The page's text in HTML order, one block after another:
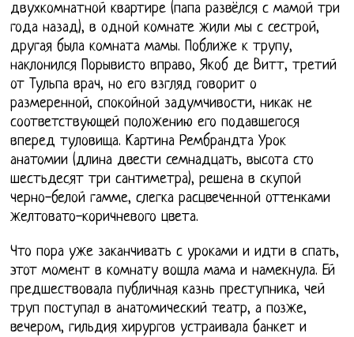
двухкомнатной квартире (папа развёлся с мамой три
года назад), в одной комнате жили мы с сестрой,
другая была комната мамы. Поближе к трупу,
наклонился Порывисто вправо, Якоб де Витт, третий
от Тульпа врач, но его взгляд говорит о
размеренной, спокойной задумчивости, никак не
соответствующей положению его подавшегося
вперед туловища. Картина Рембрандта Урок
анатомии (длина двести семнадцать, высота сто
шестьдесят три сантиметра), решена в скупой
черно-белой гамме, слегка расцвеченной оттенками
желтовато-коричневого цвета.
Что пора уже заканчивать с уроками и идти в спать,
этот момент в комнату вошла мама и намекнула. Ей
предшествовала публичная казнь преступника, чей
труп поступал в анатомический театр, а позже,
вечером, гильдия хирургов устраивала банкет и